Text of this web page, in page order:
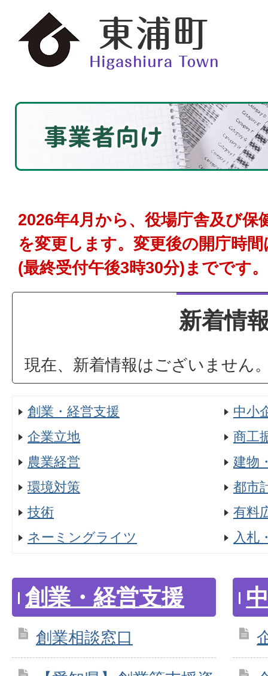
2026年4月から、役場庁舎及び保
を変更します。変更後の開庁時
(最終受付午後3時30分)までです。
新着情
現在、新着情報はございません
創業・経営支援
中小
企業立地
商工
農業経営
建物
環境対策
都市
技術
有料
ネーミングライツ
入札
創業・経営支援
創業相談窓口